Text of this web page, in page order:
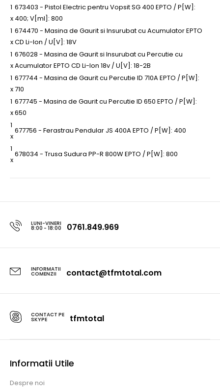
1
x
673403 - Pistol Electric pentru Vopsit SG 400 EPTO / P[W]:
400; V[ml]: 800
1
x
674470 - Masina de Gaurit si Insurubat cu Acumulator EPTO
CD Li-Ion / U[V]: 18V
1
x
676028 - Masina de Gaurit si Insurubat cu Percutie cu
Acumulator EPTO CD Li-Ion 18v / U[V]: 18-2B
1
x
677744 - Masina de Gaurit cu Percutie ID 710A EPTO / P[W]:
710
1
x
677745 - Masina de Gaurit cu Percutie ID 650 EPTO / P[W]:
650
1
x
677756 - Ferastrau Pendular JS 400A EPTO / P[W]: 400
1
x
678034 - Trusa Sudura PP-R 800W EPTO / P[W]: 800
LUNI-VINERI
8:00 - 18:00 0761.849.969
INFORMATII
COMENZII contact@tfmtotal.com
CONTACT PE
SKYPE tfmtotal
Informatii Utile
Despre noi